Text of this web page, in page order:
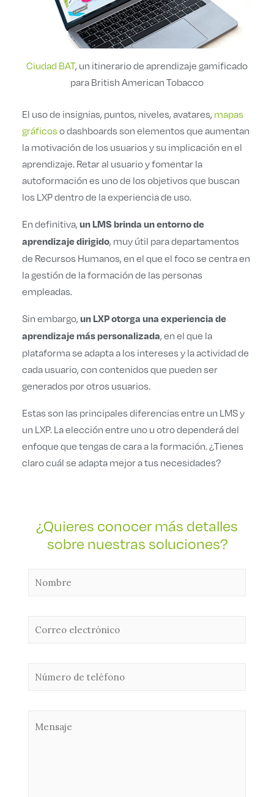
Ciudad BAT, un itinerario de aprendizaje gamificado
para British American Tobacco
El uso de insignias, puntos, niveles, avatares, mapas
gráficoso dashboards son elementos que aumentan
la motivación de los usuarios y su implicación en el
aprendizaje. Retar al usuario y fomentar la
autoformación es uno de los objetivos que buscan
los LXP dentro de la experiencia de uso.
En definitiva,un LMS brinda un entorno de
aprendizaje dirigido, muy útil para departamentos
de Recursos Humanos, en el que el foco se centra en
la gestión de la formación de las personas
empleadas.
Sin embargo,un LXP otorga una experiencia de
aprendizaje más personalizada, en el que la
plataforma se adapta a los intereses y la actividad de
cada usuario, con contenidos que pueden ser
generados por otros usuarios.
Estas son las principales diferencias entre un LMS y
un LXP. La elección entre uno u otro dependerá del
enfoque que tengas de cara a la formación. ¿Tienes
claro cuál se adapta mejor a tus necesidades?
¿Quieres conocer más detalles
sobre nuestras soluciones?